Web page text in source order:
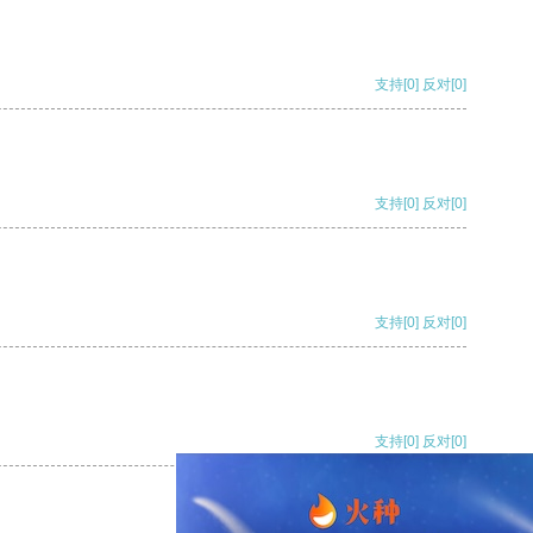
支持[0] 反对[0]
支持[0] 反对[0]
支持[0] 反对[0]
支持[0] 反对[0]